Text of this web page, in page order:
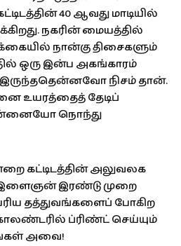
40 ஆவது மாடியில்
நகரின் மையத்தில்
நான்கு திசைகளும்
ஒரு இன்ப அகங்காரம்
நிசம் தான்.
உயரத்தைத் தேடிப்
நொந்து
கட்டிடத்தின் அலுவலக
இரண்டு முறை
தத்துவங்களைப் போகிற
ப்ரிண்ட் செய்யும்
அவை!